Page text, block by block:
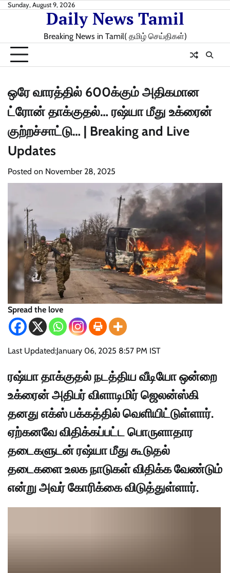
SkipSunday, August 9, 2026
Daily News Tamil
Breaking News in Tamil( தமிழ் செய்திகள்)
ஒரே வாரத்தில் 600க்கும் அதிகமான
ட்ரோன் தாக்குதல்… ரஷ்யா மீது உக்ரைன்
குற்றச்சாட்டு… | Breaking and Live
Updates
Posted on November 28, 2025
Spread the love
Last Updated:January 06, 2025 8:57 PM IST
ரஷ்யா தாக்குதல் நடத்திய வீடியோ ஒன்றை
உக்ரைன் அதிபர் விளாடிமிர் ஜெலன்ஸ்கி
தனது எக்ஸ் பக்கத்தில் வெளியிட்டுள்ளார்.
ஏற்கனவே விதிக்கப்பட்ட பொருளாதார
தடைகளுடன் ரஷ்யா மீது கூடுதல்
தடைகளை உலக நாடுகள் விதிக்க வேண்டும்
என்று அவர் கோரிக்கை விடுத்துள்ளார்.